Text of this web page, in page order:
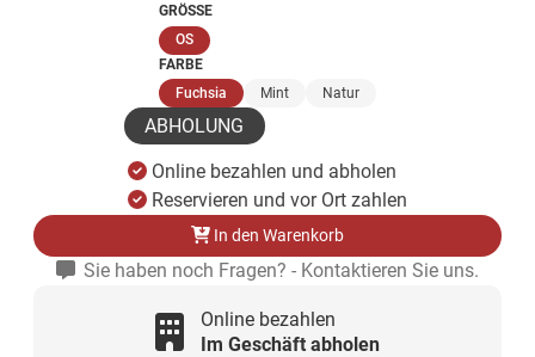
GRÖSSE
OS(ausgewählt)
FARBE
Fuchsia(ausgewählt)
Mint Natur
ABHOLUNG
Online bezahlen und abholen
Reservieren und vor Ort zahlen
In den Warenkorb
Sie haben noch Fragen? - Kontaktieren Sie uns.
Online bezahlen
Im Geschäft abholen